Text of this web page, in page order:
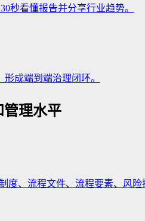
秒看懂报告并分享行业趋势。
成端到端治理闭环。
管理水平
度、流程文件、流程要素、风